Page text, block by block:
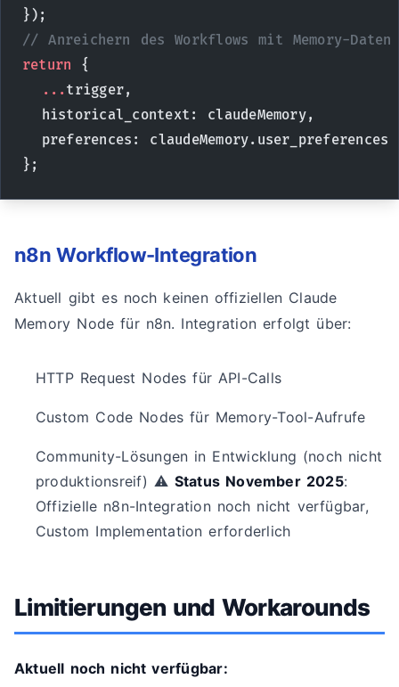
});
// Anreichern des Workflows mit Memory-Daten
return {
  ...
trigger,
  historical_context: claudeMemory,
  preferences: claudeMemory.user_preferences
};
n8n Workflow-Integration
Aktuell gibt es noch keinen offiziellen Claude
Memory Node für n8n. Integration erfolgt über:
HTTP Request Nodes für API-Calls
Custom Code Nodes für Memory-Tool-Aufrufe
Community-Lösungen in Entwicklung (noch nicht
produktionsreif) ⚠️ Status November 2025:
Offizielle n8n-Integration noch nicht verfügbar,
Custom Implementation erforderlich
Limitierungen und Workarounds
Aktuell noch nicht verfügbar: